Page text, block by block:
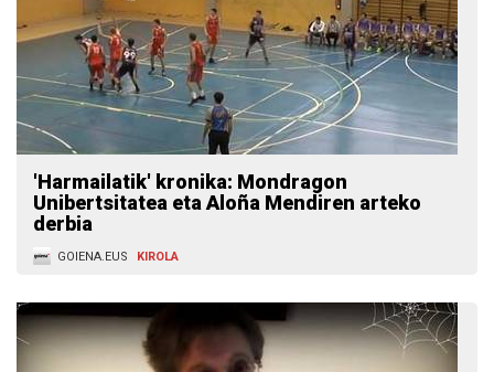
'Harmailatik' kronika: Mondragon
Unibertsitatea eta Aloña Mendiren arteko
derbia
GOIENA.EUS KIROLA